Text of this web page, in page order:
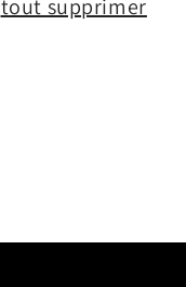
tout supprimer